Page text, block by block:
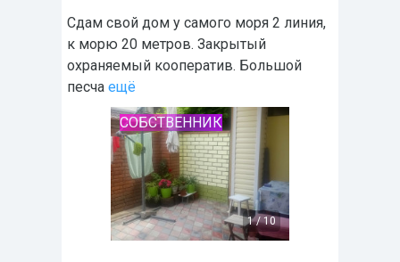
Сдам свой дом у самого моря 2 линия,
к морю 20 метров. Закрытый
охраняемый кооператив. Большой
песча ещё
1/10
СОБСТВЕННИК